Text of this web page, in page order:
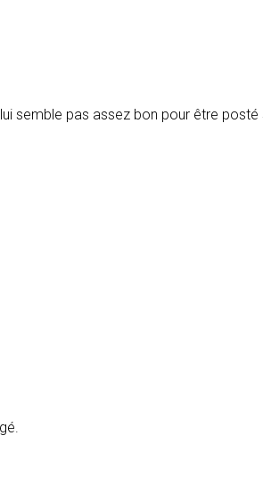
semble pas assez bon pour être posté